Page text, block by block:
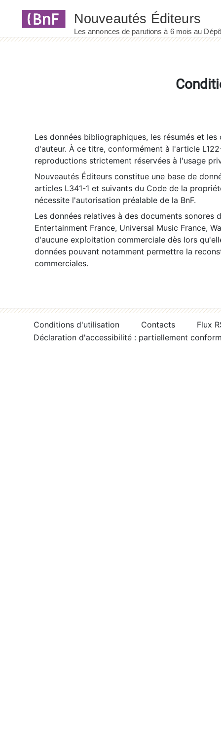
Les données bibliographiques, les résumés et
d'auteur. À ce titre, conformément à l'article
reproductions strictement réservées à l'usage
Nouveautés Éditeurs constitue une base de
articles L341-1 et suivants du Code de la
nécessite l'autorisation préalable de la BnF.
Les données relatives à des documents sonores
Entertainment France, Universal Music France,
d'aucune exploitation commerciale dès lors
données pouvant notamment permettre la
commerciales.
Conditions d'utilisation Contacts
Flux
Déclaration d'accessibilité : partiellement